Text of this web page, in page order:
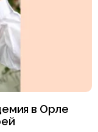
в Орле